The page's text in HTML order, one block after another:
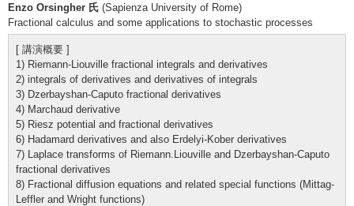
Enzo Orsingher 氏 (Sapienza University of Rome)
Fractional calculus and some applications to stochastic processes
[ 講演概要 ]
1) Riemann-Liouville fractional integrals and derivatives
2) integrals of derivatives and derivatives of integrals
3) Dzerbayshan-Caputo fractional derivatives
4) Marchaud derivative
5) Riesz potential and fractional derivatives
6) Hadamard derivatives and also Erdelyi-Kober derivatives
7) Laplace transforms of Riemann.Liouville and Dzerbayshan-Caputo
fractional derivatives
8) Fractional diffusion equations and related special functions (Mittag-
Leffler and Wright functions)